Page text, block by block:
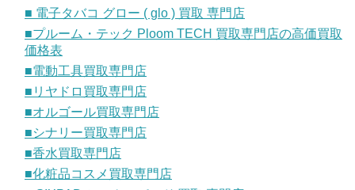
■ 電子タバコ グロー ( glo ) 買取 専門店
■プルーム・テック Ploom TECH 買取専門店の高価買取
価格表
■電動工具買取専門店
■リヤドロ買取専門店
■オルゴール買取専門店
■シナリー買取専門店
■香水買取専門店
■化粧品コスメ買取専門店